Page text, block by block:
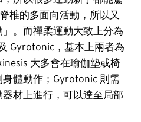
椎的多面向活動，所以又
。而禪柔運動大致上分為
Gyrotonic，基本上兩者為
大多會在瑜伽墊或椅
體動作；Gyrotonic 則需
材上進行，可以達至局部